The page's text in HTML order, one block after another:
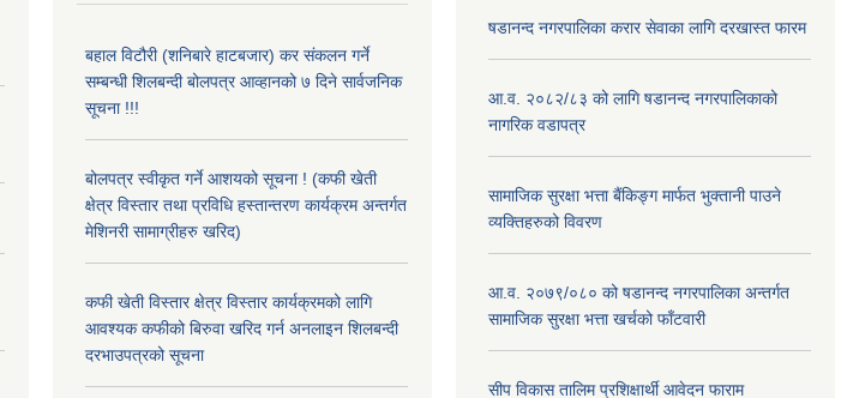
बहाल विटौरी (शनिबारे हाटबजार) कर संकलन गर्ने
सम्बन्धी शिलबन्दी बोलपत्र आव्हानको ७ दिने सार्वजनिक
सूचना !!!
बोलपत्र स्वीकृत गर्ने आशयको सूचना ! (कफी खेती
क्षेत्र विस्तार तथा प्रविधि हस्तान्तरण कार्यक्रम अन्तर्गत
मेशिनरी सामाग्रीहरु खरिद)
कफी खेती विस्तार क्षेत्र विस्तार कार्यक्रमको लागि
आवश्यक कफीको बिरुवा खरिद गर्न अनलाइन शिलबन्दी
दरभाउपत्रको सूचना
षडानन्द नगरपालिका करार सेवाका लागि दरखास्त फारम
आ.व. २०८२/८३ को लागि षडानन्द नगरपालिकाको
नागरिक वडापत्र
सामाजिक सुरक्षा भत्ता बैंकिङ्ग मार्फत भुक्तानी पाउने
व्यक्तिहरुको विवरण
आ.व. २०७९/०८० को षडानन्द नगरपालिका अन्तर्गत
सामाजिक सुरक्षा भत्ता खर्चको फाँटवारी
सीप विकास तालिम प्रशिक्षार्थी आवेदन फाराम